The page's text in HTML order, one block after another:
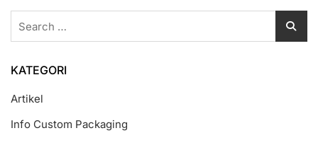
for:
KATEGORI
Artikel
Info Custom Packaging